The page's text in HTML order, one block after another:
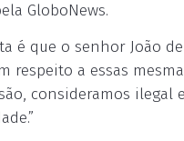
GloboNews.
é que o senhor João
respeito a essas
consideramos